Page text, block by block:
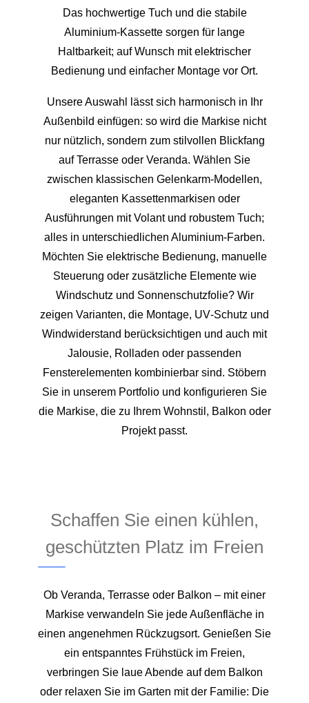
Das hochwertige Tuch und die stabile
Aluminium-Kassette sorgen für lange
Haltbarkeit; auf Wunsch mit elektrischer
Bedienung und einfacher Montage vor Ort.
Unsere Auswahl lässt sich harmonisch in Ihr
Außenbild einfügen: so wird die Markise nicht
nur nützlich, sondern zum stilvollen Blickfang
auf Terrasse oder Veranda. Wählen Sie
zwischen klassischen Gelenkarm‑Modellen,
eleganten Kassettenmarkisen oder
Ausführungen mit Volant und robustem Tuch;
alles in unterschiedlichen Aluminium‑Farben.
Möchten Sie elektrische Bedienung, manuelle
Steuerung oder zusätzliche Elemente wie
Windschutz und Sonnenschutzfolie? Wir
zeigen Varianten, die Montage, UV‑Schutz und
Windwiderstand berücksichtigen und auch mit
Jalousie, Rolladen oder passenden
Fensterelementen kombinierbar sind. Stöbern
Sie in unserem Portfolio und konfigurieren Sie
die Markise, die zu Ihrem Wohnstil, Balkon oder
Projekt passt.
Schaffen Sie einen kühlen,
geschützten Platz im Freien
Ob Veranda, Terrasse oder Balkon – mit einer
Markise verwandeln Sie jede Außenfläche in
einen angenehmen Rückzugsort. Genießen Sie
ein entspanntes Frühstück im Freien,
verbringen Sie laue Abende auf dem Balkon
oder relaxen Sie im Garten mit der Familie: Die